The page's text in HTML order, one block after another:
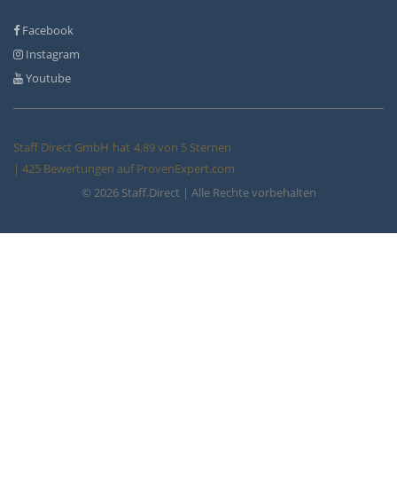
Facebook
Instagram
Youtube
Staff Direct GmbH hat 4,89von 5 Sternen
| 425 Bewertungen auf ProvenExpert.com
© 2026 Staff.Direct | Alle Rechte vorbehalten